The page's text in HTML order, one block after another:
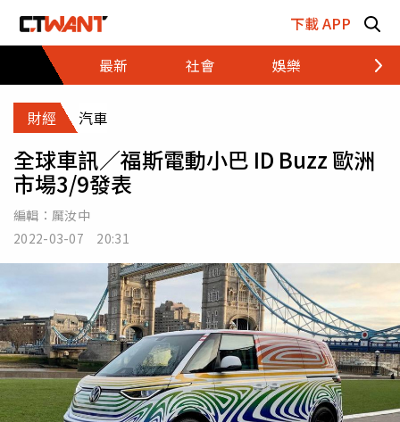
下載 APP
最新
社會 娛樂 財經
財經 汽車
全球車訊／福斯電動小巴 ID Buzz 歐洲
市場3/9發表
編輯： 厲汝中
2022-03-07 20:31